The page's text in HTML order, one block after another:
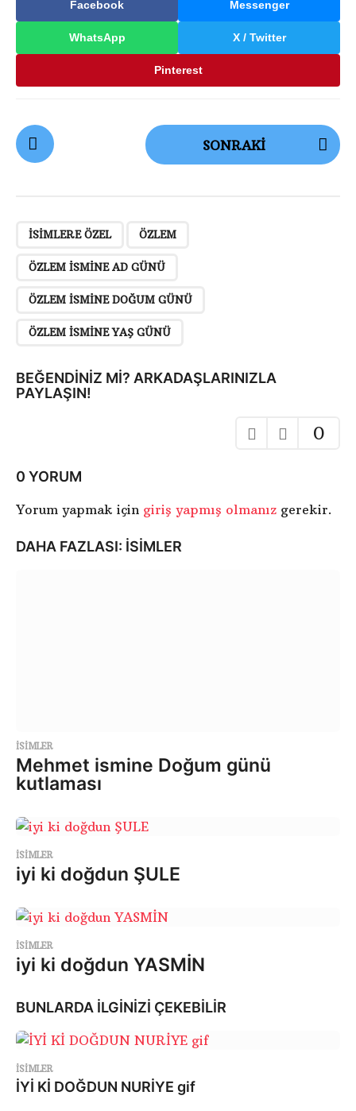
Facebook Messenger
WhatsApp X / Twitter
Pinterest
G
ö
l
a
SONRAKI
ISIMLERE ÖZEL ÖZLEM
ÖZLEM ISMINE AD GÜNÜ
ÖZLEM ISMINE DOĞUM GÜNÜ
ÖZLEM ISMINE YAŞ GÜNÜ
BEĞENDINIZ MI? ARKADAŞLARINIZLA
PAYLAŞIN!
0
0 YORUM
Yorum yapmak için giriş yapmış olmanız gerekir.
DAHA FAZLASI: ISIMLER
ISIMLER
Mehmet ismine Doğum günü
kutlaması
ISIMLER
iyi ki doğdun ŞULE
ISIMLER
iyi ki doğdun YASMİN
BUNLARDA İLGİNİZİ ÇEKEBİLİR
ISIMLER
İYİ Kİ DOĞDUN NURİYE gif